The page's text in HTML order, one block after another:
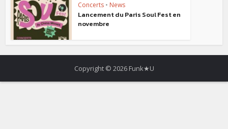
Concerts • News
Lancement du Paris Soul Fest en
novembre
Copyright © 2026 Funk★U